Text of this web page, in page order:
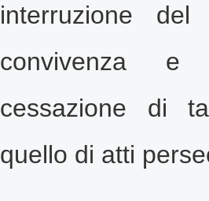
interruzione
convivenza
cessazione di
quello di atti